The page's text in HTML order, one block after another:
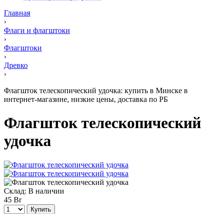
Главная
›
Флаги и флагштоки
›
Флагштоки
›
Древко
›
Флагшток телескопический удочка: купить в Минске в
интернет-магазине, низкие цены, доставка по РБ
Флагшток телескопический
удочка
Склад: В наличии
45 Br
Купить